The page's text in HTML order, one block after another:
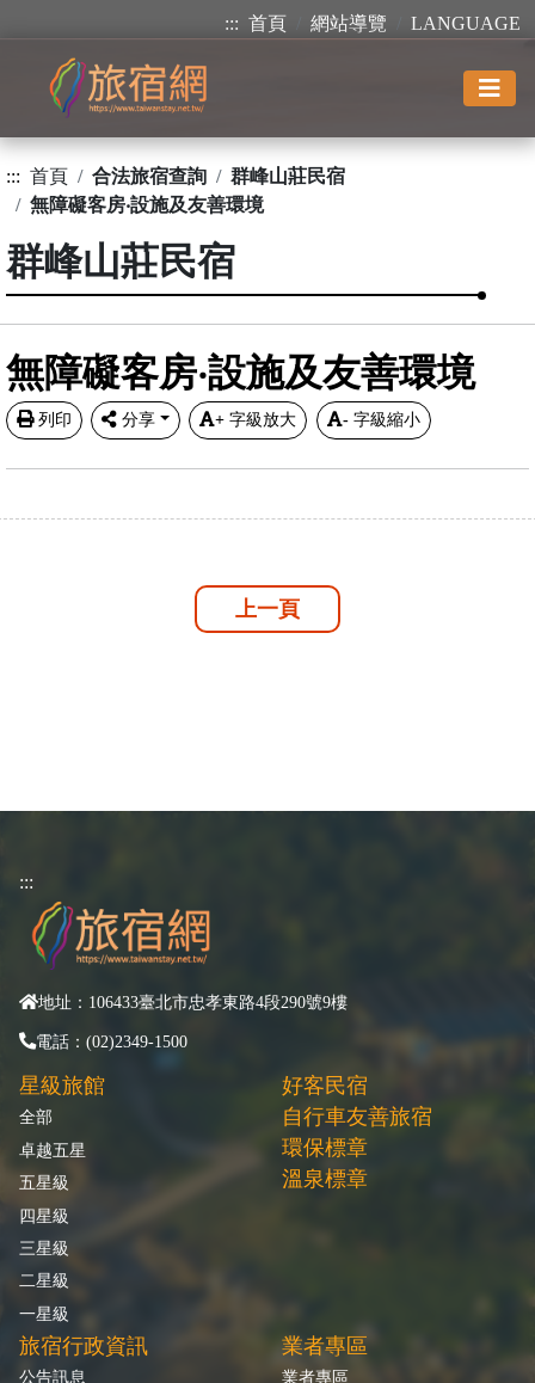
::: 首頁 網站導覽 LANGUAGE
::: 首頁 合法旅宿查詢
群峰山莊民宿
無障礙客房‧設施及友善環境
群峰山莊民宿
無障礙客房‧設施及友善環境
列印 分享 + 字級放大 - 字級縮小
上一頁
:::
地址：106433臺北市忠孝東路4段290號9樓
電話：(02)2349-1500
星級旅館
全部
卓越五星
五星級
四星級
三星級
二星級
一星級
好客民宿
自行車友善旅宿
環保標章
溫泉標章
旅宿行政資訊
公告訊息
業者專區
業者專區